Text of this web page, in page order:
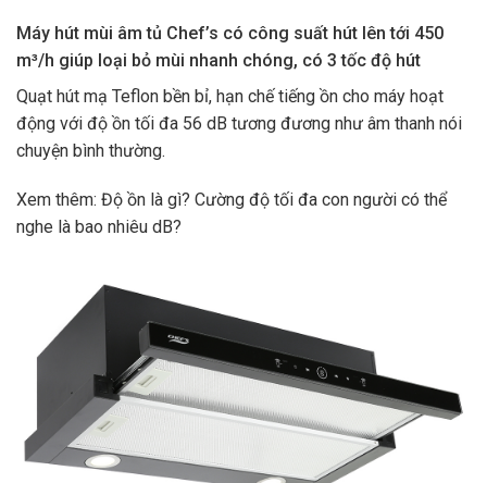
Máy hút mùi âm tủ Chef’s có công suất hút lên tới 450
m³/h giúp loại bỏ mùi nhanh chóng, có 3 tốc độ hút
Quạt hút mạ Teflon bền bỉ, hạn chế tiếng ồn cho máy hoạt
động với độ ồn tối đa 56 dB tương đương như âm thanh nói
chuyện bình thường.
Xem thêm: Độ ồn là gì? Cường độ tối đa con người có thể
nghe là bao nhiêu dB?